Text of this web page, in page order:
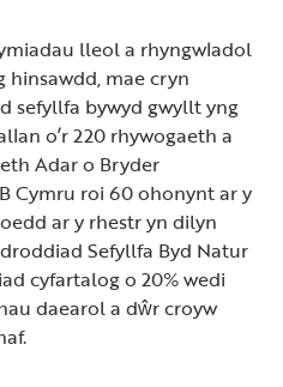
lleol a rhyngwladol
hinsawdd, mae cryn
sefyllfa bywyd gwyllt yng
o’r 220 rhywogaeth a
Adar o Bryder
Cymru roi 60 ohonynt ar y
ar y rhestr yn dilyn
Sefyllfa Byd Natur
cyfartalog o 20% wedi
daearol a dŵr croyw